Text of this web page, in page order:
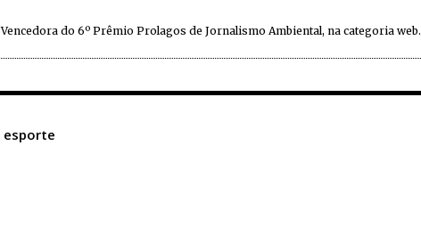
Vencedora do 6º Prêmio Prolagos de Jornalismo Ambiental, na categoria web.
esporte